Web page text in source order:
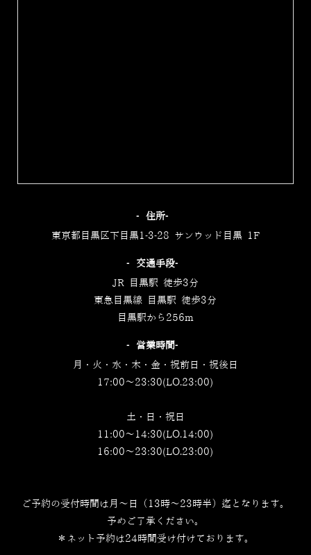
‐住所‐
東京都目黒区下目黒1-3-28 サンウッド目黒 1F
‐交通手段‐
JR 目黒駅 徒歩3分
東急目黒線 目黒駅 徒歩3分
目黒駅から256m
‐営業時間‐
月・火・水・木・金・祝前日・祝後日
17:00～23:30(LO.23:00)
土・日・祝日
11:00～14:30(LO.14:00)
16:00～23:30(LO.23:00)
ご予約の受付時間は月～日（13時～23時半）迄となります。
予めご了承ください。
＊ネット予約は24時間受け付けております。